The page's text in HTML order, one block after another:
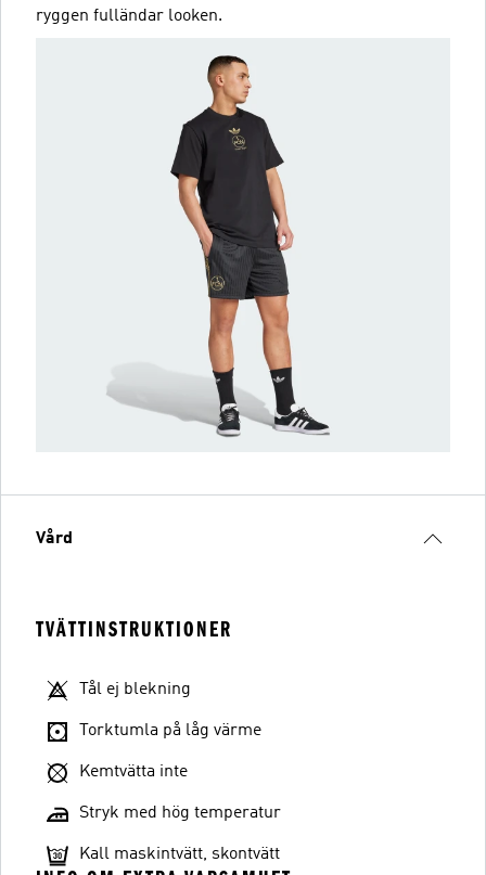
ryggen fulländar looken.
Vård
TVÄTTINSTRUKTIONER
Tål ej blekning
Torktumla på låg värme
Kemtvätta inte
Stryk med hög temperatur
Kall maskintvätt, skontvätt